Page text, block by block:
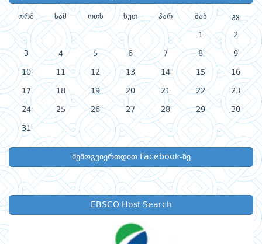
ორშ სამ ოთხ ხუთ პარ შაბ კვ
1 2
3 4 5 6 7 8 9
10 11 12 13 14 15 16
17 18 19 20 21 22 23
24 25 26 27 28 29 30
31
შემოგვიერთდით Facebook-ზე
EBSCO Host Search